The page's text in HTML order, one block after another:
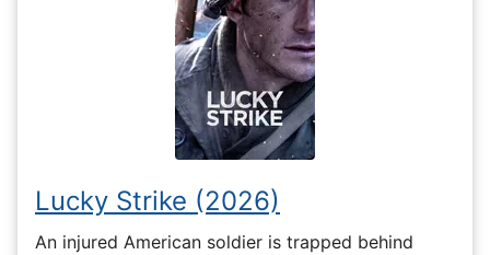
Lucky Strike (2026)
An injured American soldier is trapped behind